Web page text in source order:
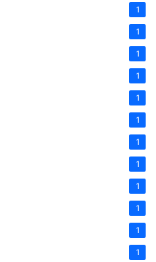
1
1
1
1
1
1
1
1
1
1
1
1